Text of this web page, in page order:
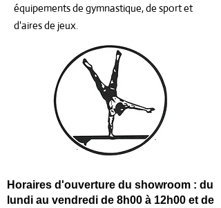
équipements de gymnastique, de sport et
d'aires de jeux.
Horaires d'ouverture du showroom : du
lundi au vendredi de 8h00 à 12h00 et de